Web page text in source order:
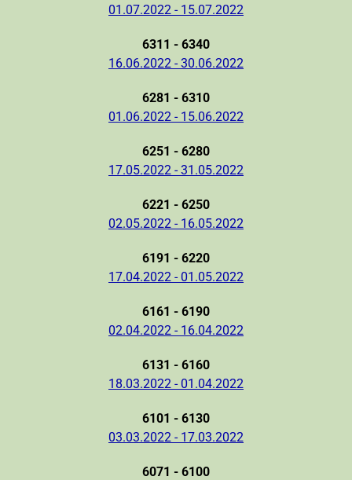
01.07.2022 - 15.07.2022
6311 - 6340
16.06.2022 - 30.06.2022
6281 - 6310
01.06.2022 - 15.06.2022
6251 - 6280
17.05.2022 - 31.05.2022
6221 - 6250
02.05.2022 - 16.05.2022
6191 - 6220
17.04.2022 - 01.05.2022
6161 - 6190
02.04.2022 - 16.04.2022
6131 - 6160
18.03.2022 - 01.04.2022
6101 - 6130
03.03.2022 - 17.03.2022
6071 - 6100